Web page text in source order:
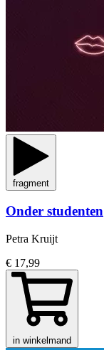
fragment
Onder studenten
Petra Kruijt
€ 17,99
in winkelmand